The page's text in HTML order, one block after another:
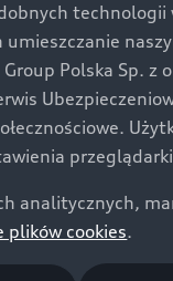
Audi exclusive
Świat Audi
Aktualności i
Audi Nuvolari
Audi Sport
Polska Sp. z
analitycznych,
plików cookies.